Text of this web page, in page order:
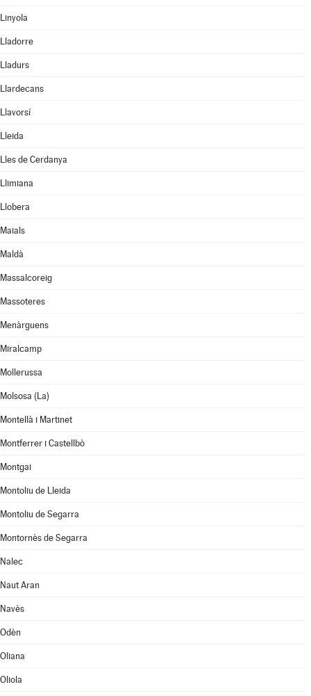
Linyola
Lladorre
Lladurs
Llardecans
Llavorsí
Lleida
Lles de Cerdanya
Llimiana
Llobera
Maials
Maldà
Massalcoreig
Massoteres
Menàrguens
Miralcamp
Mollerussa
Molsosa (La)
Montellà i Martinet
Montferrer i Castellbò
Montgai
Montoliu de Lleida
Montoliu de Segarra
Montornès de Segarra
Nalec
Naut Aran
Navès
Odèn
Oliana
Oliola